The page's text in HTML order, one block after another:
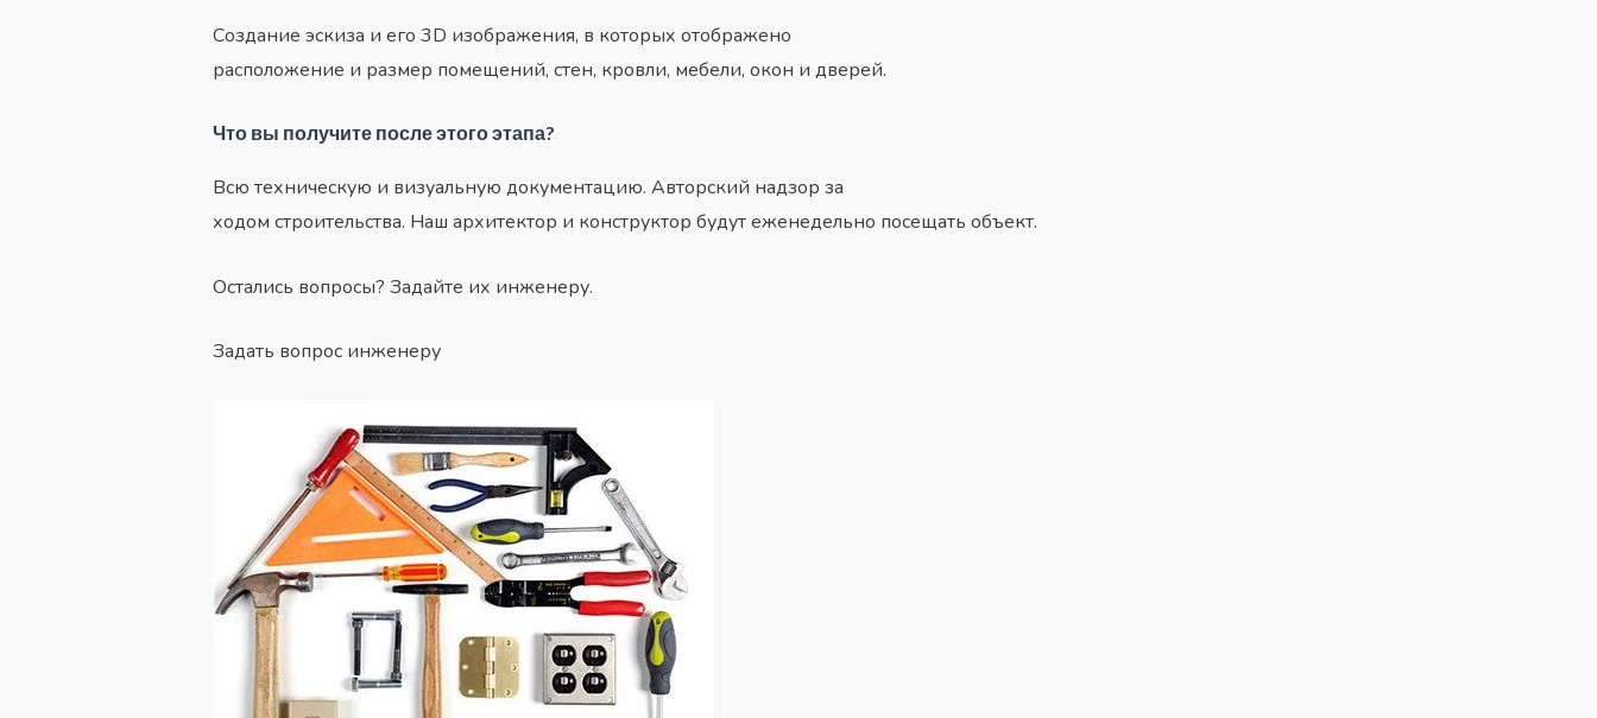
Создание эскиза и его 3D изображения, в которых отображено
расположение и размер помещений, стен, кровли, мебели, окон и дверей.
Что вы получите после этого этапа?
Всю техническую и визуальную документацию. Авторский надзор за
ходом строительства. Наш архитектор и конструктор будут еженедельно посещать объект.
Остались вопросы? Задайте их инженеру.
Задать вопрос инженеру